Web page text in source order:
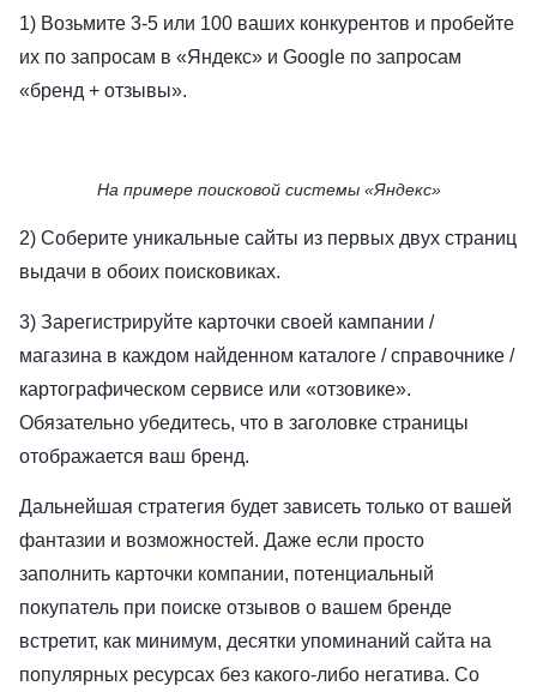
1) Возьмите 3-5 или 100 ваших конкурентов и пробейте
их по запросам в «Яндекс» и Google по запросам
«бренд + отзывы».
На примере поисковой системы «Яндекс»
2) Соберите уникальные сайты из первых двух страниц
выдачи в обоих поисковиках.
3) Зарегистрируйте карточки своей кампании /
магазина в каждом найденном каталоге / справочнике /
картографическом сервисе или «отзовике».
Обязательно убедитесь, что в заголовке страницы
отображается ваш бренд.
Дальнейшая стратегия будет зависеть только от вашей
фантазии и возможностей. Даже если просто
заполнить карточки компании, потенциальный
покупатель при поиске отзывов о вашем бренде
встретит, как минимум, десятки упоминаний сайта на
популярных ресурсах без какого-либо негатива. Со